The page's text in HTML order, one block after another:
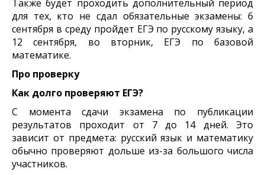
Также будет проходить дополнительный период
для тех, кто не сдал обязательные экзамены: 6
сентября в среду пройдет ЕГЭ по русскому языку, а
12 сентября, во вторник, ЕГЭ по базовой
математике.
Про проверку
Как долго проверяют ЕГЭ?
С момента сдачи экзамена по публикации
результатов проходит от 7 до 14 дней. Это
зависит от предмета: русский язык и математику
обычно проверяют дольше из-за большого числа
участников.